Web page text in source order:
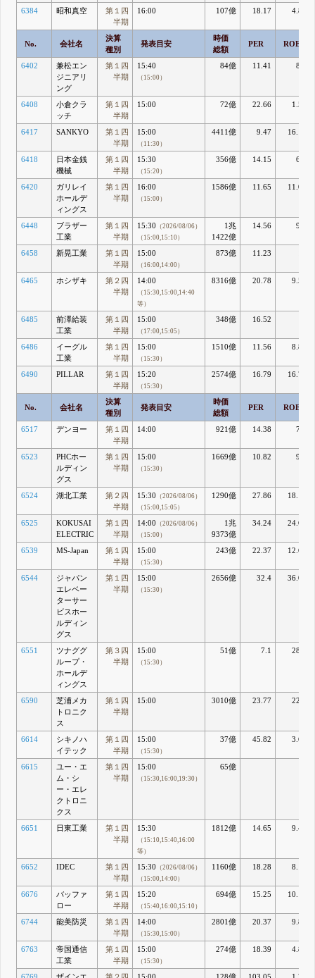
6384 昭和真空
第１四
半期
16:00 107億 18.17 4.81
No. 会社名
決算
種別
発表目安
時価
総額
PER ROE
6402
兼松エン
ジニアリ
ング
第１四
半期
15:40
（15:00）
84億 11.41 8.4
6408
小倉クラ
ッチ
第１四
半期
15:00 72億 22.66 1.52
6417 SANKYO
第１四
半期
15:00
（11:30）
4411億 9.47 16.15
6418
日本金銭
機械
第１四
半期
15:30
（15:20）
356億 14.15 6.2
6420
ガリレイ
ホールデ
ィングス
第１四
半期
16:00
（15:00）
1586億 11.65 11.02
6448
ブラザー
工業
第１四
半期
15:30 （2026/08/06）
（15:00,15:10）
1兆
1422億
14.56 9.6
6458 新晃工業
第１四
半期
15:00
（16:00,14:00）
873億 11.23
6465 ホシザキ
第２四
半期
14:00
（15:30,15:00,14:40
等）
8316億 20.78 9.58
6485
前澤給装
工業
第１四
半期
15:00
（17:00,15:05）
348億 16.52
6486
イーグル
工業
第１四
半期
15:00
（15:30）
1510億 11.56 8.86
6490 PILLAR
第１四
半期
15:20
（15:30）
2574億 16.79 16.73
No. 会社名
決算
種別
発表目安
時価
総額
PER ROE
6517 デンヨー
第１四
半期
14:00 921億 14.38 7.1
6523
PHCホー
ルディン
グス
第１四
半期
15:00
（15:30）
1669億 10.82 9.1
6524 湖北工業
第２四
半期
15:30 （2026/08/06）
（15:00,15:05）
1290億 27.86 18.12
6525
KOKUSAI
ELECTRIC
第１四
半期
14:00 （2026/08/06）
（15:00）
1兆
9373億
34.24 24.68
6539 MS-Japan
第１四
半期
15:00
（15:30）
243億 22.37 12.65
6544
ジャパン
エレベー
ターサー
ビスホー
ルディン
グス
第１四
半期
15:00
（15:30）
2656億 32.4 36.02
6551
ツナググ
ループ・
ホールデ
ィングス
第３四
半期
15:00
（15:30）
51億 7.1 28.8
6590
芝浦メカ
トロニク
ス
第１四
半期
15:00 3010億 23.77 22.2
6614
シキノハ
イテック
第１四
半期
15:00
（15:30）
37億 45.82 3.64
6615
ユー・エ
ム・シ
ー・エレ
クトロニ
クス
第１四
半期
15:00
（15:30,16:00,19:30）
65億
6651 日東工業
第１四
半期
15:30
（15:10,15:40,16:00
等）
1812億 14.65 9.42
6652 IDEC
第１四
半期
15:30 （2026/08/06）
（15:00,14:00）
1160億 18.28 8.16
6676
バッファ
ロー
第１四
半期
15:20
（15:40,16:00,15:10）
694億 15.25 10.17
6744 能美防災
第１四
半期
14:00
（15:30,15:00）
2801億 20.37 9.85
6763
帝国通信
工業
第１四
半期
15:00
（15:30）
274億 18.39 4.86